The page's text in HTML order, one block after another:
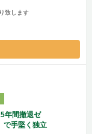
致します
年間撤退ゼ
で手堅く独立